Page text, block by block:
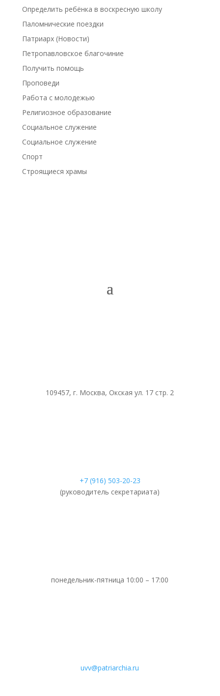
Определить ребёнка в воскресную школу
Паломнические поездки
Патриарх (Новости)
Петропавловское благочиние
Получить помощь
Проповеди
Работа с молодежью
Религиозное образование
Социальное служение
Социальное служение
Спорт
Строящиеся храмы
109457, г. Москва, Окская ул. 17 стр. 2
+7 (916) 503-20-23
(руководитель секретариата)
понедельник-пятница 10:00 – 17:00
uvv@patriarchia.ru